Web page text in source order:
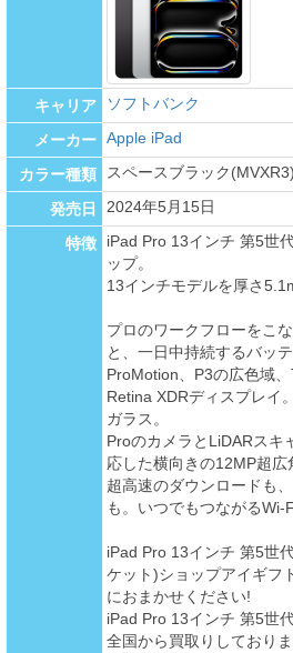
キャリア ソフトバンク
メーカー Apple iPad
カラー種類 スペースブラック
発売日 2024年5月15日
特徴
iPad Pro 13インチ 第5世
ップ。
13インチモデルを厚さ
プロのワークフローをこ
と、一日中持続するバッテ
ProMotion、P3の広色域
Retina XDRディスプレイ
ガラス。
ProのカメラとLiDARスキ
応した横向きの12MP超広
超高速のダウンロードも
も。いつでもつながるWi-
iPad Pro 13インチ 第5世
ケット)ショップアイギフ
におまかせください!
iPad Pro 13インチ 第5世
全国から買取りしており